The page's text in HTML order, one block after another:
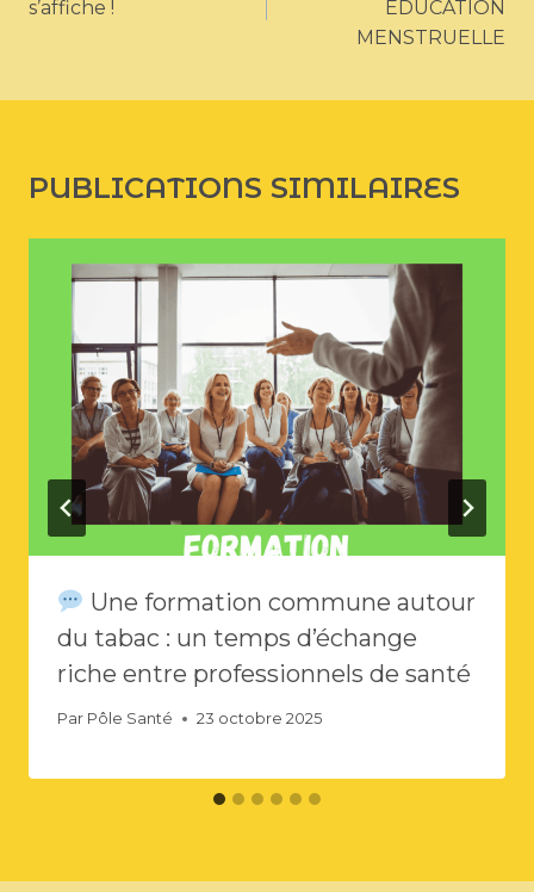
s’affiche !
EDUCATION
MENSTRUELLE
PUBLICATIONS SIMILAIRES
Une formation commune autour
du tabac : un temps d’échange
riche entre professionnels de santé
Par Pôle Santé 23 octobre 2025